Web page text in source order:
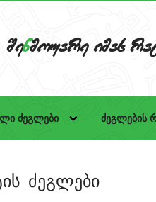
Senmouare imas
ძეგლები ძეგლების
ძეგლები